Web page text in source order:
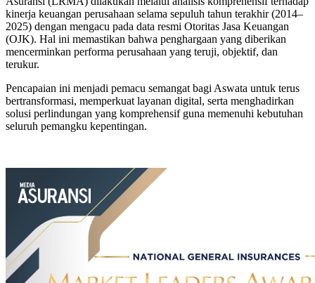
kinerja keuangan perusahaan selama sepuluh tahun terakhir (2014–
2025) dengan mengacu pada data resmi Otoritas Jasa Keuangan
(OJK). Hal ini memastikan bahwa penghargaan yang diberikan
mencerminkan performa perusahaan yang teruji, objektif, dan
terukur.
Pencapaian ini menjadi pemacu semangat bagi Aswata untuk terus
bertransformasi, memperkuat layanan digital, serta menghadirkan
solusi perlindungan yang komprehensif guna memenuhi kebutuhan
seluruh pemangku kepentingan.